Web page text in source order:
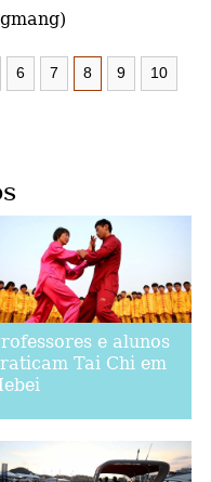
6 7 8 9 10
e alunos
Tai Chi em